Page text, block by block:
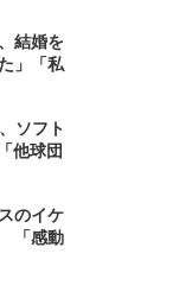
結婚を
」「私
ソフト
他球団
のイケ
「感動